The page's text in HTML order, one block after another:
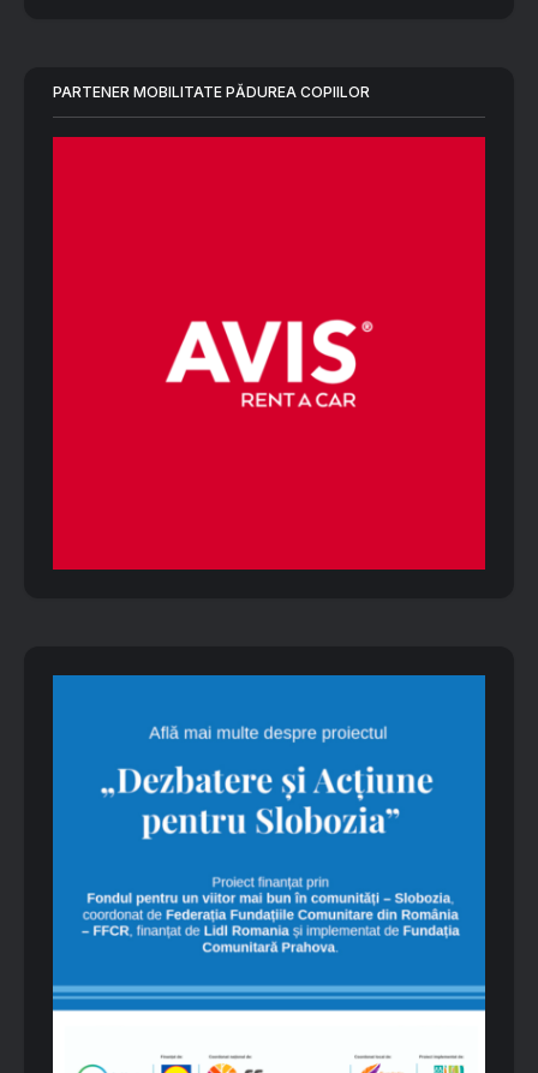
PARTENER MOBILITATE PĂDUREA COPIILOR